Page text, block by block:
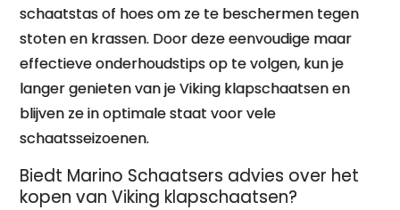
schaatstas of hoes om ze te beschermen tegen
stoten en krassen. Door deze eenvoudige maar
effectieve onderhoudstips op te volgen, kun je
langer genieten van je Viking klapschaatsen en
blijven ze in optimale staat voor vele
schaatsseizoenen.
Biedt Marino Schaatsers advies over het
kopen van Viking klapschaatsen?